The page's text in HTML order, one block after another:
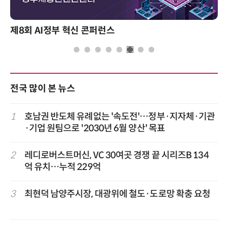
제8회 AI정부 혁신 콘퍼런스
전국 많이 본 뉴스
1
호남권 반도체 유례없는 '속도전'…정부·지자체·기관
·기업 원팀으로 '2030년 6월 양산' 목표
2
레디로버스트머신, VC 30여곳 경쟁 끝 시리즈B 134
억 유치…누적 229억
3 최현덕 남양주시장, 대광위에 철도·도로망 확충 요청